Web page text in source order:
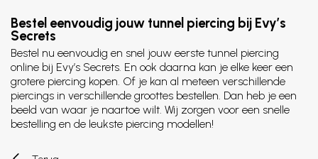
Bestel eenvoudig jouw tunnel piercing bij Evy’s
Secrets
Bestel nu eenvoudig en snel jouw eerste tunnel piercing
online bij Evy’s Secrets. En ook daarna kan je elke keer een
grotere piercing kopen. Of je kan al meteen verschillende
piercings in verschillende groottes bestellen. Dan heb je een
beeld van waar je naartoe wilt. Wij zorgen voor een snelle
bestelling en de leukste piercing modellen!